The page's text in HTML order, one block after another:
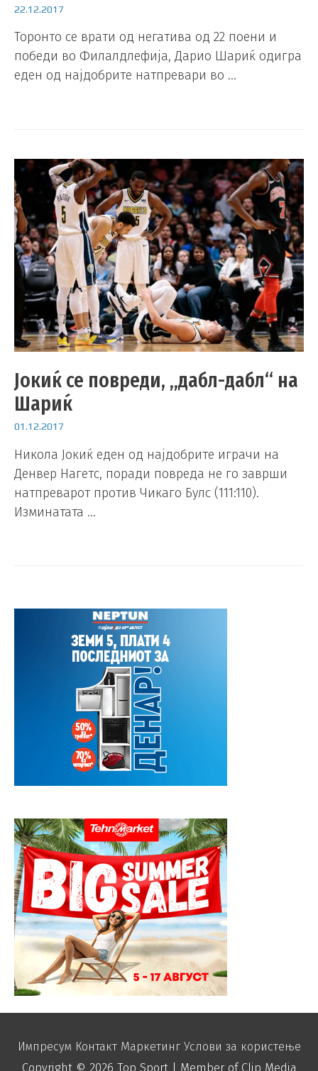
22.12.2017
Торонто се врати од негатива од 22 поени и
победи во Филалдлефија, Дарио Шариќ одигра
еден од најдобрите натпревари во …
Јокиќ се повреди, „дабл-дабл“ на
Шариќ
01.12.2017
Никола Јокиќ еден од најдобрите играчи на
Денвер Нагетс, поради повреда не го заврши
натпреварот против Чикаго Булс (111:110).
Изминатата …
Импресум Контакт Маркетинг Услови за користење
Copyright © 2026 Top Sport| Member of Clip Media